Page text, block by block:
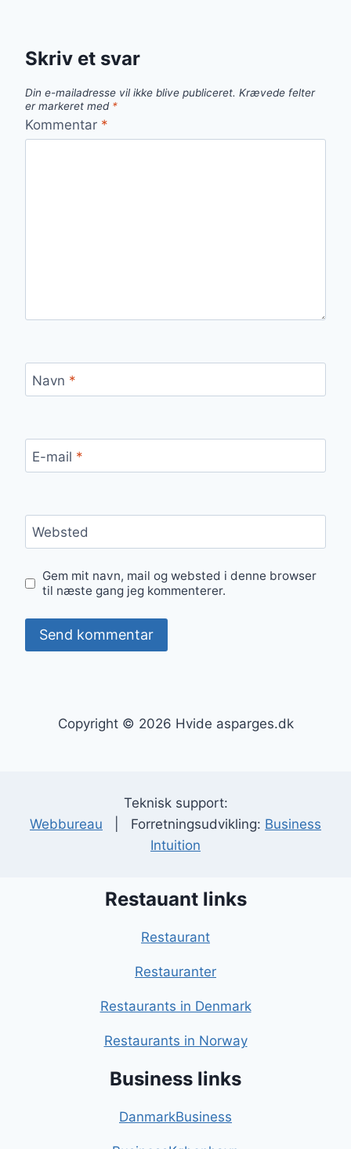
Skriv et svar
Din e-mailadresse vil ikke blive publiceret. Krævede felter
er markeret med *
Kommentar *
Navn *
E-mail *
Websted
Gem mit navn, mail og websted i denne browser
til næste gang jeg kommenterer.
Copyright © 2026 Hvide asparges.dk
Teknisk support:
Webbureau | Forretningsudvikling: Business
Intuition
Restauant links
Restaurant
Restauranter
Restaurants in Denmark
Restaurants in Norway
Business links
DanmarkBusiness